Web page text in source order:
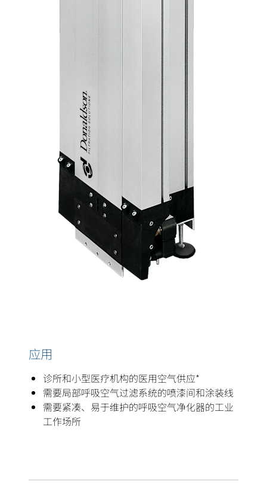
应用
诊所和小型医疗机构的医用空气供应*
需要局部呼吸空气过滤系统的喷漆间和涂装线
需要紧凑、易于维护的呼吸空气净化器的工业
工作场所